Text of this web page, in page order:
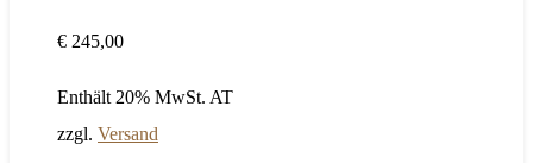
€ 245,00
Enthält 20% MwSt. AT
zzgl. Versand